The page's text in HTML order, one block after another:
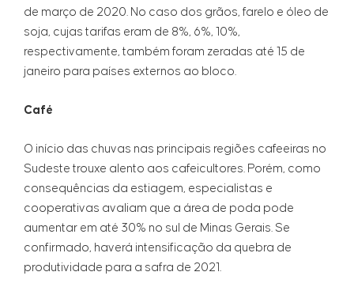
de março de 2020. No caso dos grãos, farelo e óleo de
soja, cujas tarifas eram de 8%, 6%, 10%,
respectivamente, também foram zeradas até 15 de
janeiro para países externos ao bloco.
Café
O início das chuvas nas principais regiões cafeeiras no
Sudeste trouxe alento aos cafeicultores. Porém, como
consequências da estiagem, especialistas e
cooperativas avaliam que a área de poda pode
aumentar em até 30% no sul de Minas Gerais. Se
confirmado, haverá intensificação da quebra de
produtividade para a safra de 2021.